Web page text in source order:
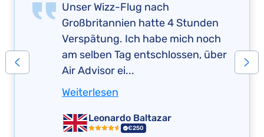
Unser Wizz-Flug nach
Großbritannien hatte 4 Stunden
Verspätung. Ich habe mich noch
am selben Tag entschlossen, über
Air Advisor ei...
Weiterlesen
Leonardo Baltazar
€250